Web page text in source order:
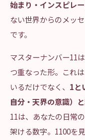
始まり・インスピレ
ない世界からのメッ
です。
マスターナンバー11
つ重なった形。これ
いるだけでなく、 1と
自分・天界の意識）
11は、あなたの日常
架ける数字。1100を